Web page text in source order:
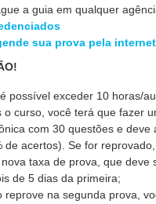
a guia em qualquer
sua prova pela internet
possível exceder 10 horas/
o curso, você terá que fazer
com 30 questões e deve
de acertos). Se for
taxa de prova, que deve
de 5 dias da primeira;
reprove na segunda prova,